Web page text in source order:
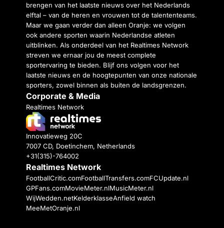
brengen van het laatste nieuws over het Nederlands
elftal – van de heren en vrouwen tot de talententeams.
Maar we gaan verder dan alleen Oranje: we volgen
ook andere sporten waarin Nederlandse atleten
uitblinken. Als onderdeel van het Realtimes Network
streven we ernaar jou de meest complete
sportervaring te bieden. Blijf ons volgen voor het
laatste nieuws en de hoogtepunten van onze nationale
sporters, zowel binnen als buiten de landsgrenzen.
Corporate & Media
Realtimes Network
Innovatieweg 20C
7007 CD, Doetinchem, Netherlands
+31(315)-764002
Realtimes Network
FootballCritic.comFootballTransfers.comFCUpdate.nl
GPFans.comMovieMeter.nlMusicMeter.nl
WijWedden.netKelderklasseAnfield watch
MeeMetOranje.nl